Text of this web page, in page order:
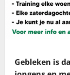
Gebleken is